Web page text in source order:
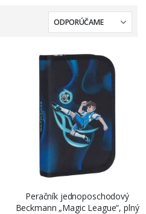
Peračník jednoposchodový
Beckmann „Magic League“, plný